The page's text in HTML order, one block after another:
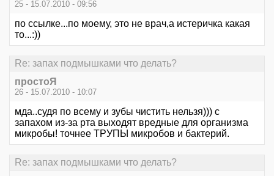
25 - 15.07.2010 - 09:56
по ссылке...по моему, это не врач,а истеричка какая
то...:))
Re: запах подмышками что делать?
простоЯ
26 - 15.07.2010 - 10:07
мда..судя по всему и зубы чистить нельзя))) с
запахом из-за рта выходят вредные для организма
микробы! точнее ТРУПЫ микробов и бактерий.
Re: запах подмышками что делать?